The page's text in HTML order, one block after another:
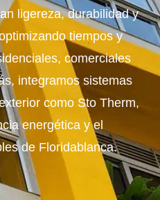
ligereza, durabilidad y
tiempos y
comerciales
integramos sistemas
como Sto Therm,
energética y el
de Floridablanca.